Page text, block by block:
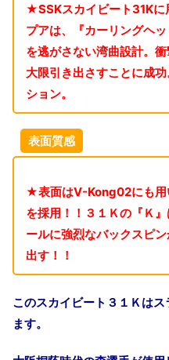
★SSKスカイビート31Kに
プアは、『カーリングヘ
を逃がさない湾曲設計。
大限引き出さすことに成功
ション。
表面質感
★表面はV-Kong02にも
を採用！！３１Ｋの『Ｋ
ールに強烈なバックスピ
出す！！
このスカイビート３１Ｋは
ます。